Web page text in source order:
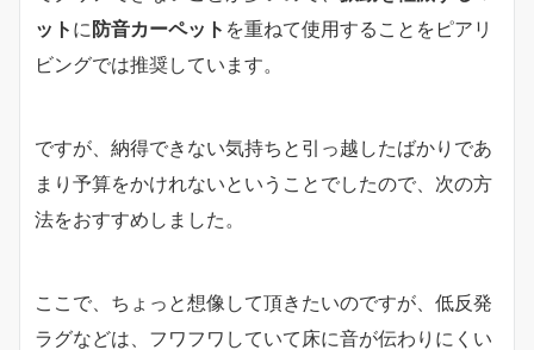
ット に 防音カーペット を重ねて使用することをピアリ
ビングでは推奨しています。
ですが、納得できない気持ちと引っ越したばかりであ
まり予算をかけれないということでしたので、次の方
法をおすすめしました。
ここで、ちょっと想像して頂きたいのですが、低反発
ラグなどは、フワフワしていて床に音が伝わりにくい